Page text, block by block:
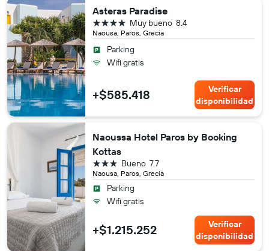
Asteras Paradise
Naousa, Paros, Grecia
8.4
Muy bueno
4 estrellas
Parking
Wifi gratis
+$585.418
Verificar
disponibilidad
Naoussa Hotel Paros by Booking
Kottas
Naousa, Paros, Grecia
7.7
Bueno
3 estrellas
Parking
Wifi gratis
+$1.215.252
Verificar
disponibilidad